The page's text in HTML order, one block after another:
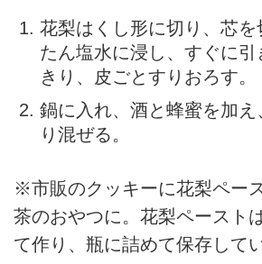
花梨はくし形に切り、芯を
たん塩水に浸し、すぐに引
きり、皮ごとすりおろす。
鍋に入れ、酒と蜂蜜を加
り混ぜる。
※市販のクッキーに花梨ペー
茶のおやつに。花梨ペースト
て作り、瓶に詰めて保存して